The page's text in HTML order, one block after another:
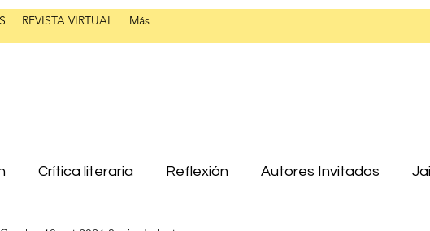
REVISTA VIRTUAL Más
Crítica literaria Reflexión Autores Invitados